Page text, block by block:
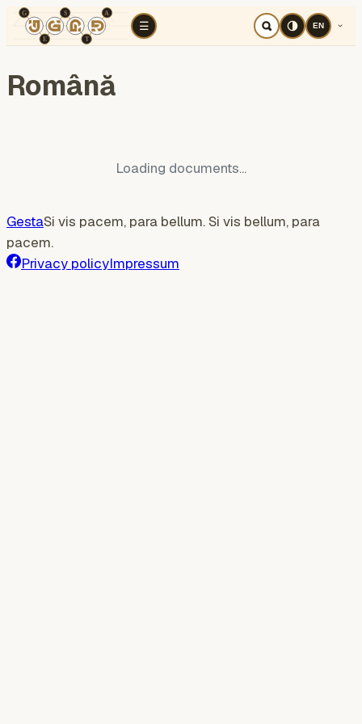
☰
TÉR Cognitive warRegion
EN
Română
Loading documents...
GestaSi vis pacem, para bellum. Si vis bellum, para
pacem.
Privacy policyImpressum